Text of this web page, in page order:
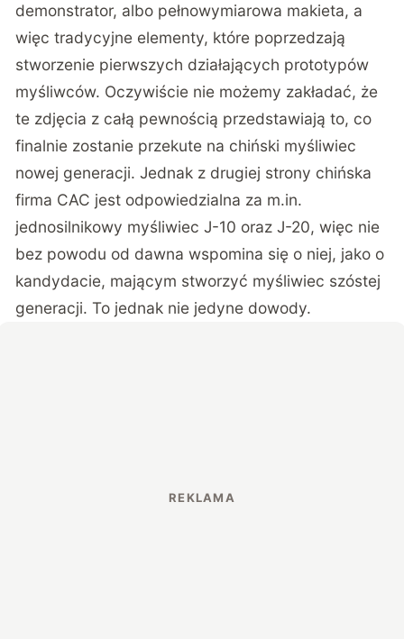
demonstrator, albo pełnowymiarowa makieta, a
więc tradycyjne elementy, które poprzedzają
stworzenie pierwszych działających prototypów
myśliwców. Oczywiście nie możemy zakładać, że
te zdjęcia z całą pewnością przedstawiają to, co
finalnie zostanie przekute na chiński myśliwiec
nowej generacji. Jednak z drugiej strony chińska
firma CAC jest odpowiedzialna za m.in.
jednosilnikowy myśliwiec J-10 oraz J-20, więc nie
bez powodu od dawna wspomina się o niej, jako o
kandydacie, mającym stworzyć myśliwiec szóstej
generacji. To jednak nie jedyne dowody.